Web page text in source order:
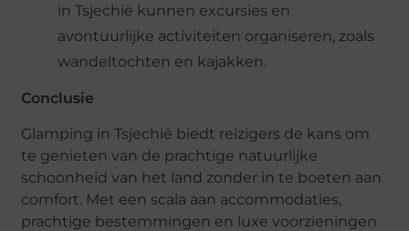
in Tsjechië kunnen excursies en
avontuurlijke activiteiten organiseren, zoals
wandeltochten en kajakken.
Conclusie
Glamping in Tsjechië biedt reizigers de kans om
te genieten van de prachtige natuurlijke
schoonheid van het land zonder in te boeten aan
comfort. Met een scala aan accommodaties,
prachtige bestemmingen en luxe voorzieningen